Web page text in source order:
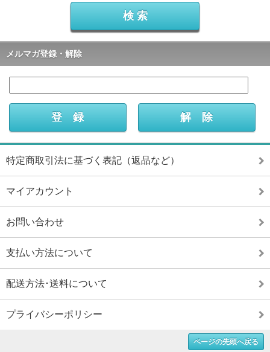
メルマガ登録・解除
特定商取引法に基づく表記（返品など）
マイアカウント
お問い合わせ
支払い方法について
配送方法･送料について
プライバシーポリシー
ページの先頭へ戻る